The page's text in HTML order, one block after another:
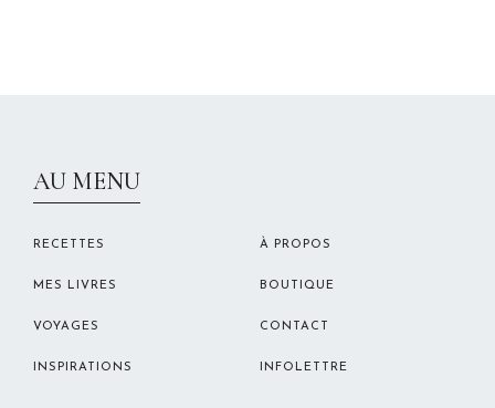
AU MENU
RECETTES
MES LIVRES
VOYAGES
INSPIRATIONS
À PROPOS
BOUTIQUE
CONTACT
INFOLETTRE